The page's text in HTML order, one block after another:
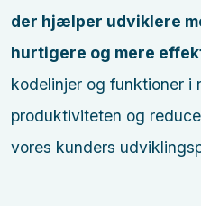
der hjælper udviklere
hurtigere og mere
kodelinjer og funktioner i
produktiviteten og
vores kunders